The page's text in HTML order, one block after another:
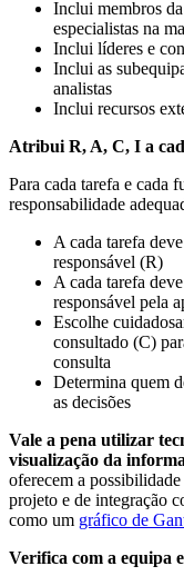
Inclui membros
especialistas na
Inclui líderes e
Inclui as
analistas
Inclui recursos
Atribui R, A, C, I a
Para cada tarefa e cada
responsabilidade
A cada tarefa
responsável (R)
A cada tarefa
responsável pela
Escolhe
consultado (C)
consulta
Determina quem
as decisões
Vale a pena utilizar
visualização da
oferecem a
projeto e de integração
como um gráfico de
Verifica com a equipa